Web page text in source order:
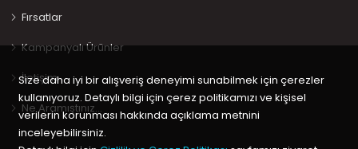
Fırsatlar
Kampanyalı Ürünler
İletişim
Ne Aramıştınız…
Size daha iyi bir alışveriş deneyimi sunabilmek için çerezler
kullanıyoruz. Detaylı bilgi için çerez politikamızı ve kişisel
verilerin korunması hakkında açıklama metnini
inceleyebilirsiniz.